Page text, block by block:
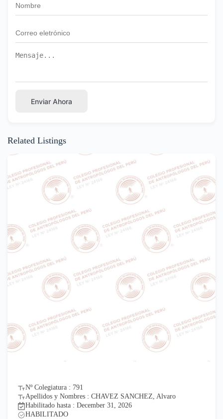
Enviar Ahora
Related Listings
Nº Colegiatura : 791
Apellidos y Nombres : CHAVEZ SANCHEZ, Alvaro
Habilitado hasta : December 31, 2026
HABILITADO